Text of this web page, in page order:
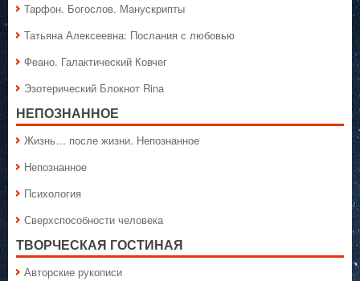
Тарфон. Богослов. Манускрипты
Татьяна Алексеевна: Послания с любовью
Феано. Галактический Ковчег
Эзотерический Блокнот Rina
НЕПОЗНАННОЕ
Жизнь… после жизни. Непознанное
Непознанное
Психология
Сверхспособности человека
ТВОРЧЕСКАЯ ГОСТИНАЯ
Авторские рукописи